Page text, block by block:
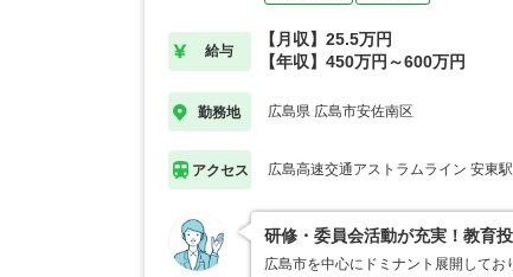
給与
【月収】25.5万円
【年収】450万円～600万円
勤務地 広島県 広島市安佐南区
アクセス 広島高速交通アストラムライン 安東駅
研修・委員会活動が充実！教育
広島市を中心にドミナント展開して